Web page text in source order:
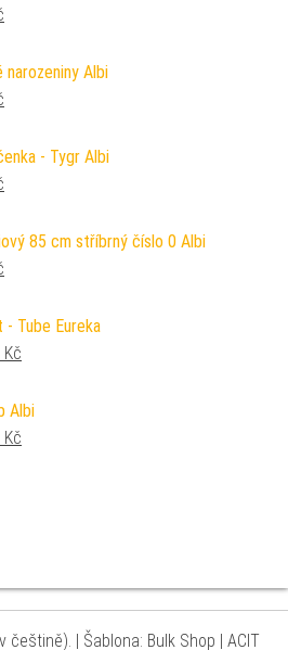
cena byla: 99 Kč.
narozeniny Albi
cena byla: 99 Kč.
- Tygr Albi
cena byla: 99 Kč.
85 cm stříbrný číslo 0 Albi
cena byla: 99 Kč.
- Tube Eureka
cena byla: 399 Kč.
Kč
Albi
cena byla: 699 Kč.
Kč
češtině). Šablona: Bulk Shop | ACIT